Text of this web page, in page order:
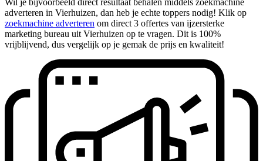
adverteren in Vierhuizen, dan heb je echte toppers nodig! Klik op
zoekmachine adverteren om direct 3 offertes van ijzersterke
marketing bureau uit Vierhuizen op te vragen. Dit is 100%
vrijblijvend, dus vergelijk op je gemak de prijs en kwaliteit!